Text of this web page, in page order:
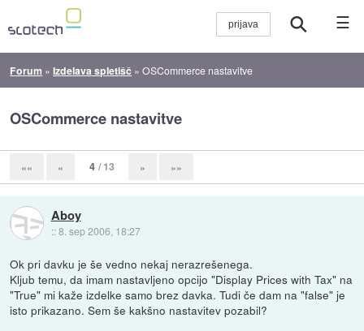
☰
Forum »Izdelava spletišč »OSCommerce nastavitve
OSCommerce nastavitve
«« « 4 / 13 » »»
Aboy
::8. sep 2006, 18:27
Ok pri davku je še vedno nekaj nerazrešenega.
Kljub temu, da imam nastavljeno opcijo "Display Prices with Tax" na
"True" mi kaže izdelke samo brez davka. Tudi če dam na "false" je
isto prikazano. Sem še kakšno nastavitev pozabil?